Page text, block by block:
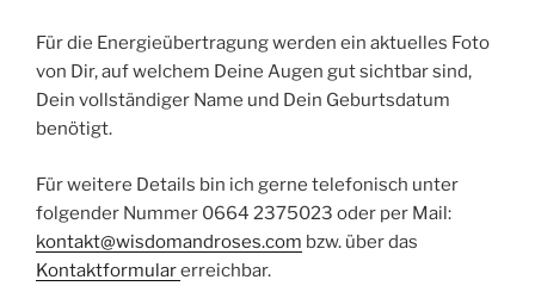
Für die Energieübertragung werden ein aktuelles Foto
von Dir, auf welchem Deine Augen gut sichtbar sind,
Dein vollständiger Name und Dein Geburtsdatum
benötigt.
Für weitere Details bin ich gerne telefonisch unter
folgender Nummer 0664 2375023 oder per Mail:
kontakt@wisdomandroses.com bzw. über das
Kontaktformularerreichbar.